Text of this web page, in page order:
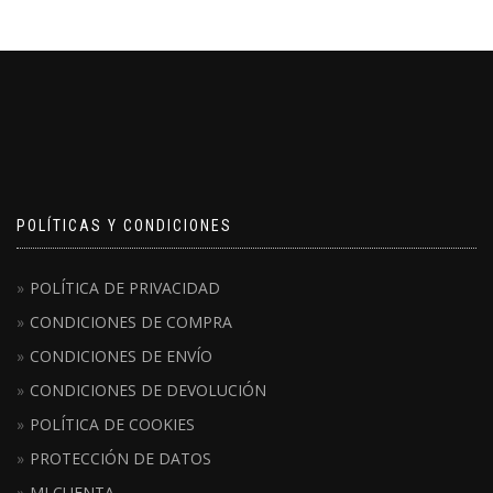
POLÍTICAS Y CONDICIONES
POLÍTICA DE PRIVACIDAD
CONDICIONES DE COMPRA
CONDICIONES DE ENVÍO
CONDICIONES DE DEVOLUCIÓN
POLÍTICA DE COOKIES
PROTECCIÓN DE DATOS